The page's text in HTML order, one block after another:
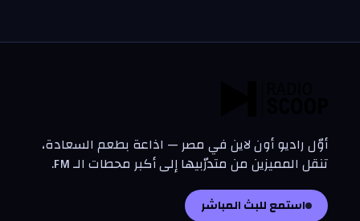
أوّل راديو أون لاين في مصر — اذاعة بطعم السعادة،
تنقل المميزين من متدرّبيها إلى أكبر محطات الـ FM.
استمع للبث المباشر